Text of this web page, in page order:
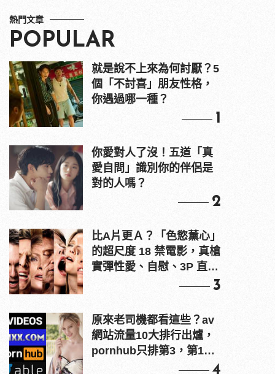
熱門文章
POPULAR
就是說不上來為何討厭？5
個「不討喜」朋友性格，
你遇過哪一種？
1
你愛對人了沒！五道「真
愛自問」識別你的伴侶是
對的人嗎？
2
比A片更Ａ？「色慾薰心」
的超尺度 18 禁電影，真槍
實彈性愛、自慰、3P 直接
3
原來老司機都看這些？av
網站流量10大排行出爐，
pornhub只排第3，第1名
4